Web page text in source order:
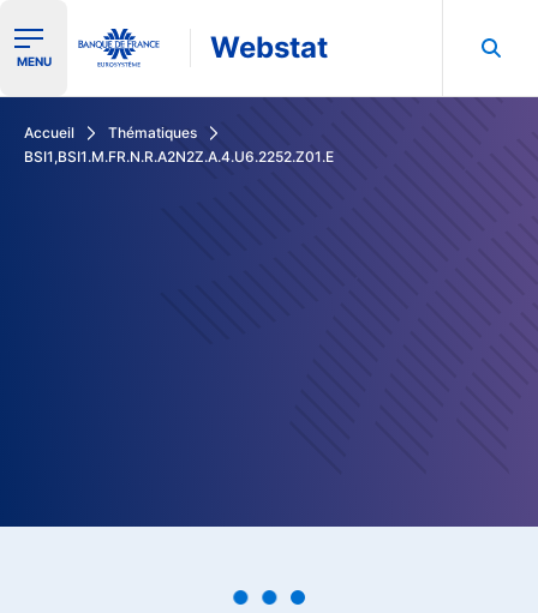
Ouvrir le menu de navigation
MENU Webstat
Accueil
Thématiques
BSI1,BSI1.M.FR.N.R.A2N2Z.A.4.U6.2252.Z01.E